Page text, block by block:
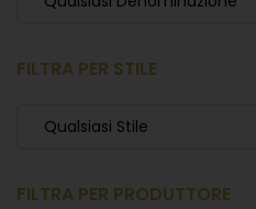
FILTRA PER STILE
Qualsiasi Stile
FILTRA PER PRODUTTORE